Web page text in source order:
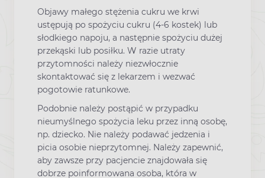
Objawy małego stężenia cukru we krwi
ustępują po spożyciu cukru (4-6 kostek) lub
słodkiego napoju, a następnie spożyciu dużej
przekąski lub posiłku. W razie utraty
przytomności należy niezwłocznie
skontaktować się z lekarzem i wezwać
pogotowie ratunkowe.
Podobnie należy postąpić w przypadku
nieumyślnego spożycia leku przez inną osobę,
np. dziecko. Nie należy podawać jedzenia i
picia osobie nieprzytomnej. Należy zapewnić,
aby zawsze przy pacjencie znajdowała się
dobrze poinformowana osoba, która w